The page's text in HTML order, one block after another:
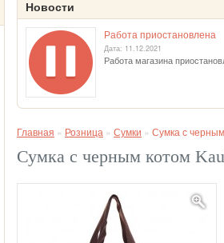
Новости
Работа приостановлена
Дата: 11.12.2021
Работа магазина
Главная » Розница » Сумки » Сумка с
Сумка с черным котом